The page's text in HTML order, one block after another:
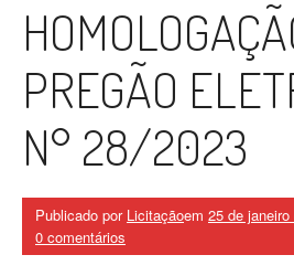
PREGÃO
N° 28/2023
Publicado por Licitaçãoem 25 de
0 comentários